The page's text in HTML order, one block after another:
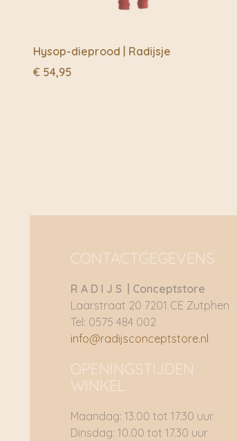
Hysop-dieprood | Radijsje
€ 54,95
CONTACTGEGEVENS
R A D I J S | Conceptstore
Laarstraat 20 7201 CE Zutphen
Tel: 0575 484 002
info@radijsconceptstore.nl
OPENINGSTIJDEN
WINKEL
Maandag: 13.00 tot 17.30 uur
Dinsdag: 10.00 tot 17.30 uur